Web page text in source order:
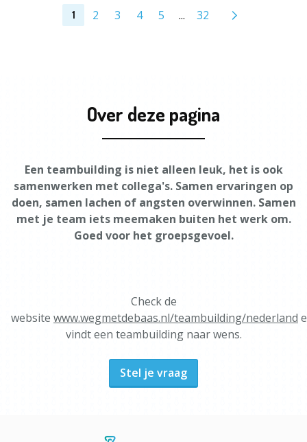
1 2 3 4 5 ... 32
Over deze pagina
Een teambuilding is niet alleen leuk, het is ook
samenwerken met collega's. Samen ervaringen op
doen, samen lachen of angsten overwinnen. Samen
met je team iets meemaken buiten het werk om.
Goed voor het groepsgevoel.
Check de
website www.wegmetdebaas.nl/teambuilding/nederland
vindt een teambuilding naar wens.
Stel je vraag